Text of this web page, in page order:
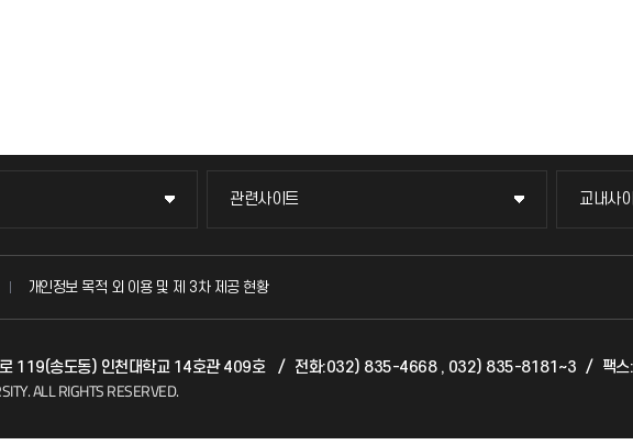
관련사이트
관련사이트
국방헬프콜
산학협력단
교내사
교내사
교수회
국제교
개인정보 목적 외 이용 및 제 3차 제공 현황
119(송도동) 인천대학교 14호관 409호 / 전화:032) 835-4668 , 032) 835-8181~3 / 팩
ALL RIGHTS RESERVED.